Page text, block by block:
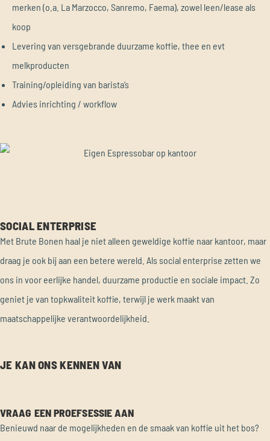
merken (o.a. La Marzocco, Sanremo, Faema), zowel leen/lease als
koop
Levering van versgebrande duurzame koffie, thee en evt
melkproducten
Training/opleiding van barista’s
Advies inrichting / workflow
SOCIAL ENTERPRISE
Met Brute Bonen haal je niet alleen geweldige koffie naar kantoor, maar
draag je ook bij aan een betere wereld. Als social enterprise zetten we
ons in voor eerlijke handel, duurzame productie en sociale impact. Zo
geniet je van topkwaliteit koffie, terwijl je werk maakt van
maatschappelijke verantwoordelijkheid.
JE KAN ONS KENNEN VAN
VRAAG EEN PROEFSESSIE AAN
Benieuwd naar de mogelijkheden en de smaak van koffie uit het bos?